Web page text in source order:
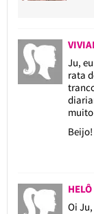
Ju,
rata
Beijo!
HELÔ
Oi